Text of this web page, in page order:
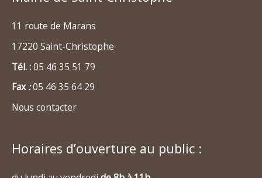
11 route de Marans
17220 Saint-Christophe
Tél. :05 46 35 51 79
Fax:05 46 35 64 29
Nous contacter
Horaires d’ouverture au public :